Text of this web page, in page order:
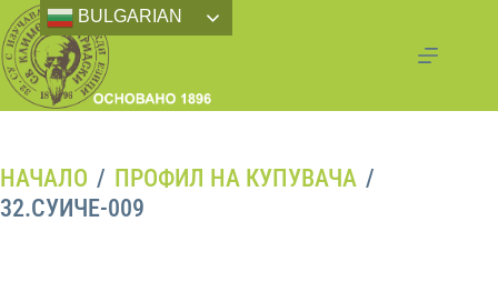
НАЧАЛО / ПРОФИЛ НА КУПУВАЧА /
32.СУИЧЕ-009
BULGARIAN